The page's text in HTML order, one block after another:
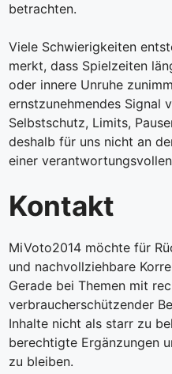
betrachten.
Viele Schwierigkeiten
merkt, dass Spielzeiten
oder innere Unruhe
ernstzunehmendes Signal
Selbstschutz, Limits,
deshalb für uns nicht an
einer
Kontakt
MiVoto2014 möchte für
und nachvollziehbare
Gerade bei Themen mit
verbraucherschützender
Inhalte nicht als starr zu
berechtigte Ergänzungen
zu bleiben.